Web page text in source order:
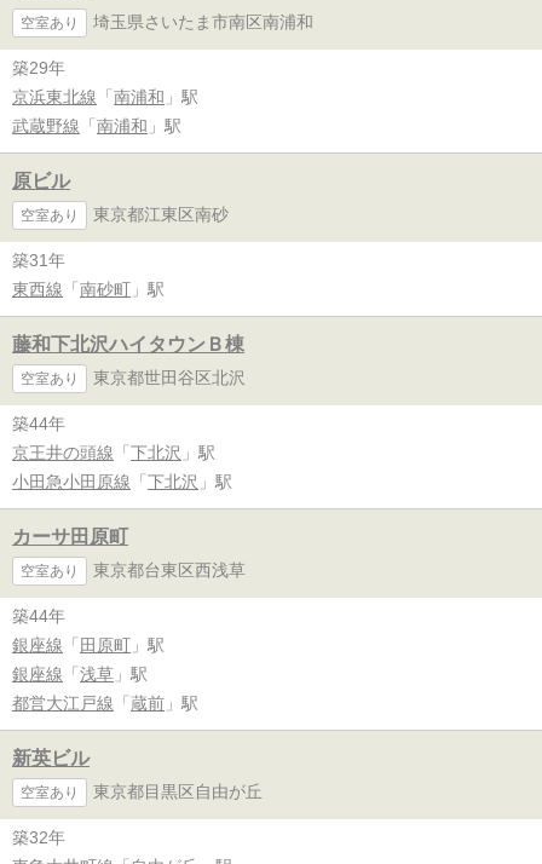
空室あり 埼玉県さいたま市南区南浦和
築29年
京浜東北線 「 南浦和 」駅
武蔵野線 「 南浦和 」駅
原ビル
空室あり 東京都江東区南砂
築31年
東西線 「 南砂町 」駅
藤和下北沢ハイタウンＢ棟
空室あり 東京都世田谷区北沢
築44年
京王井の頭線 「 下北沢 」駅
小田急小田原線 「 下北沢 」駅
カーサ田原町
空室あり 東京都台東区西浅草
築44年
銀座線 「 田原町 」駅
銀座線 「 浅草 」駅
都営大江戸線 「 蔵前 」駅
新英ビル
空室あり 東京都目黒区自由が丘
築32年